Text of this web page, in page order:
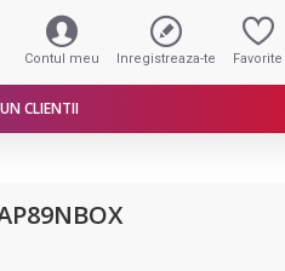
Contul meu Inregistreaza-te Favorite
CLIENTII